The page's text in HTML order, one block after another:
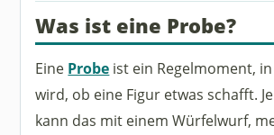
Was ist eine Probe?
Eine Probe ist ein Regelmoment,
wird, ob eine Figur etwas schafft.
kann das mit einem Würfelwurf,